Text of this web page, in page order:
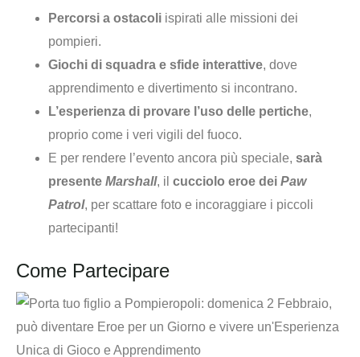
Percorsi a ostacoli ispirati alle missioni dei
pompieri.
Giochi di squadra e sfide interattive, dove
apprendimento e divertimento si incontrano.
L’esperienza di provare l’uso delle pertiche,
proprio come i veri vigili del fuoco.
E per rendere l’evento ancora più speciale, sarà
presente Marshall, il cucciolo eroe dei Paw
Patrol, per scattare foto e incoraggiare i piccoli
partecipanti!
Come Partecipare